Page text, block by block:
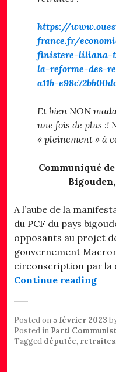
https://
france.fr/
finistere-liliana-
la-reforme-des-
a11b-
Et bien NON
une fois de plus :!
« pleinement » à
Communiqué
A l’aube de la
du PCF du pays
opposants au projet
gouvernement
circonscription par la
Continue reading«
Posted on5 février 2023
Posted in Parti
Tagged députée, retraites